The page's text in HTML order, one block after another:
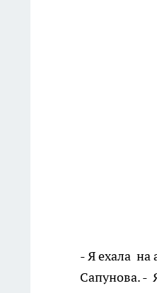
- Я ехала на
Сапунова. -